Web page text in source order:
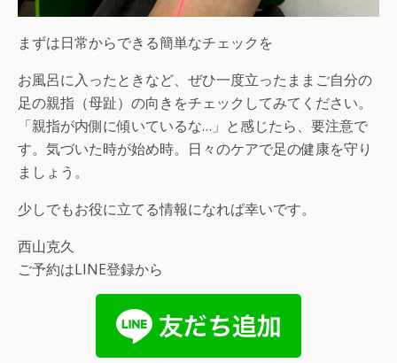
まずは日常からできる簡単なチェックを
お風呂に入ったときなど、ぜひ一度立ったままご自分の
足の親指（母趾）の向きをチェックしてみてください。
「親指が内側に傾いているな…」と感じたら、要注意で
す。気づいた時が始め時。日々のケアで足の健康を守り
ましょう。
少しでもお役に立てる情報になれば幸いです。
西山克久
ご予約はLINE登録から